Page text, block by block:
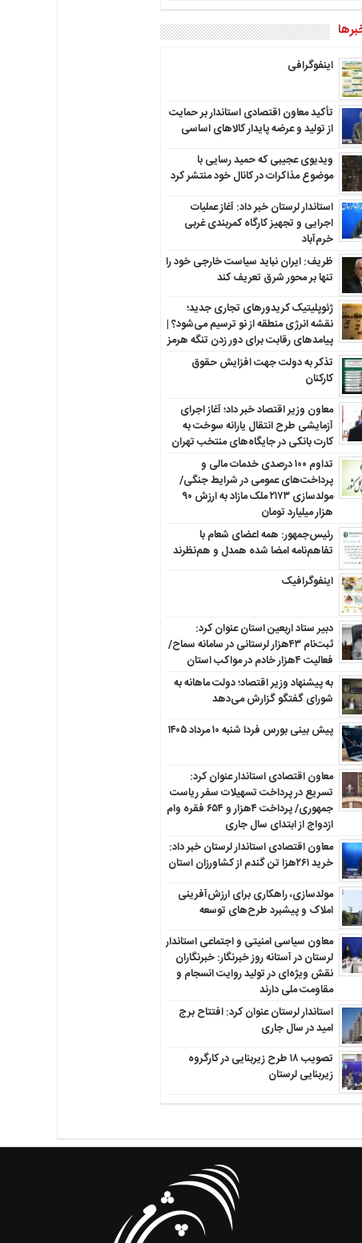
اینفوگرافی
تأکید معاون اقتصادی استاندار بر حمایت
از تولید و عرضه پایدار کالاهای اساسی
ویدیوی عجیبی که حمید رسایی با
موضوع مذاکرات در کانال خود منتشر کرد
استاندار لرستان خبر داد: آغاز عملیات
اجرایی و تجهیز کارگاه کمربندی غربی
خرم‌آباد
ظریف: ایران نباید سیاست خارجی خود را
تنها بر محور شرق تعریف کند
ژئوپلیتیک کریدورهای تجاری جدید؛
نقشه انرژی منطقه‌ از نو ترسیم می‌شود؟ |
پیامدهای رقابت برای دور زدن تنگه هرمز
تذکر به دولت جهت افزایش حقوق
کارکنان ‌
معاون وزیر اقتصاد خبر داد؛ آغاز اجرای
آزمایشی طرح انتقال یارانه سوخت به
کارت بانکی در جایگاه‌های منتخب تهران
تداوم ۱۰۰ درصدی خدمات مالی و
پرداخت‌های عمومی در شرایط جنگی/
مولدسازی ۲۱۷۳ ملک مازاد به ارزش ۹۰
هزار میلیارد تومان
رئیس‌جمهور: همه اعضای شعام با
تفاهم‌نامه امضا شده همدل و هم‌نظرند
اینفوگرافیک
دبیر ستاد اربعین استان عنوان کرد:
ثبت‌نام ۴۳هزار لرستانی در سامانه سماح/
فعالیت ۴هزار خادم در مواکب استان
به پیشنهاد وزیر اقتصاد؛ دولت ماهانه به
شورای گفتگو گزارش می‌دهد
پیش بینی بورس فردا شنبه ۱۰ مرداد ۱۴۰۵
معاون اقتصادی استاندار عنوان کرد:
تسریع در پرداخت تسهیلات سفر ریاست
جمهوری/ پرداخت ۴هزار و ۶۵۴ فقره وام
ازدواج از ابتدای سال جاری
معاون اقتصادی استاندار لرستان خبر داد:
خرید ۲۶۱هزا تن گندم از کشاورزان استان
مولدسازی، راهکاری برای ارزش‌آفرینی
املاک و پیشبرد طرح‌های توسعه
معاون سیاسی امنیتی و اجتماعی استاندار
لرستان در آستانه روز خبرنگار: خبرنگاران
نقش ویژه‌ای در تولید روایت انسجام و
مقاومت ملی دارند
استاندار لرستان عنوان کرد: افتتاح برج
امید در سال جاری
تصویب ۱۸ طرح زیربنایی در کارگروه
زیربنایی لرستان